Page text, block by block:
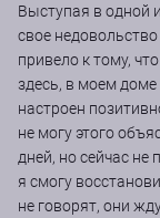
Выступая в одной
свое
привело к тому,
здесь, в моем
настроен
не могу этого
дней, но сейчас
я смогу
не говорят, они